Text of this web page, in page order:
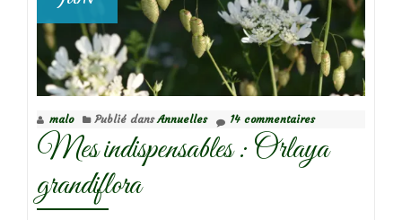
malo Publié dansAnnuelles 14 commentaires
Mes indispensables : Orlaya
grandiflora